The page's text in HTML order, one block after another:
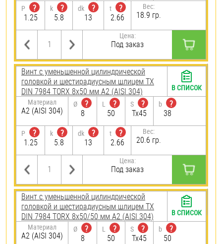
P
?
1.25
k
?
5.8
dk
?
13
t
?
2.66
Вес:
18.9 гр.
Цена:
Под заказ
Винт с уменьшенной цилиндрической
головкой и шестирадиусным шлицем TX
DIN 7984 TORX 8х50 мм А2 (AISI 304)
Материал
А2 (AISI 304)
Ø
?
8
L
?
50
S
?
Tx45
b
?
38
P
?
1.25
k
?
5.8
dk
?
13
t
?
2.66
Вес:
20.6 гр.
Цена:
Под заказ
В СПИСОК
Винт с уменьшенной цилиндрической
головкой и шестирадиусным шлицем TX
DIN 7984 TORX 8х50/50 мм А2 (AISI 304)
Материал
А2 (AISI 304)
Ø
?
8
L
?
50
S
?
Tx45
b
?
50
В СПИСОК